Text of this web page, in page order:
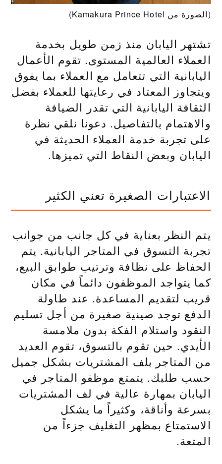
(الصورة من Kamakura Prince Hotel)
تشتهر اليابان منذ زمن طويل بخدمة
العملاء العالمية المستوى. تقوم الأعمال
اليابانية التي تتعامل مع العملاء بما يفوق
ويتجاوز المعتاد في رعايتها للعملاء بفضل
الثقافة اليابانية التي تقدر الضيافة
والاهتمام بالتفاصيل. دعونا نلقي نظرة
على تجربة خدمة العملاء الحديثة في
اليابان وبعض النقاط التي تميزها.
الاعتبارات الصغيرة تعني الكثير
يتم النظر بعناية في كل جانب من جوانب
تجربة التسوق في المتاجر اليابانية. يتم
الحفاظ على نظافة وترتيب طوابق البيع،
كما يتواجد الموظفون دائماً في مكان
قريب لتقديم المساعدة. عند طاولة
الدفع توجد صينية صغيرة من أجل تسليم
النقود واستلام الفكة بدون ملامسة
الأيدي. حين تقوم بالتسوق، تقوم العديد
من المتاجر بلف المشتريات بشكل جميل
حسب طلبك. يتمتع موظفو المتاجر في
اليابان بمهارة عالية في لف المشتريات
بسرعة وأناقة، وكثيراً ما يشكل
الاستمتاع بمظهر التغليف جزءاً من
المتعة.